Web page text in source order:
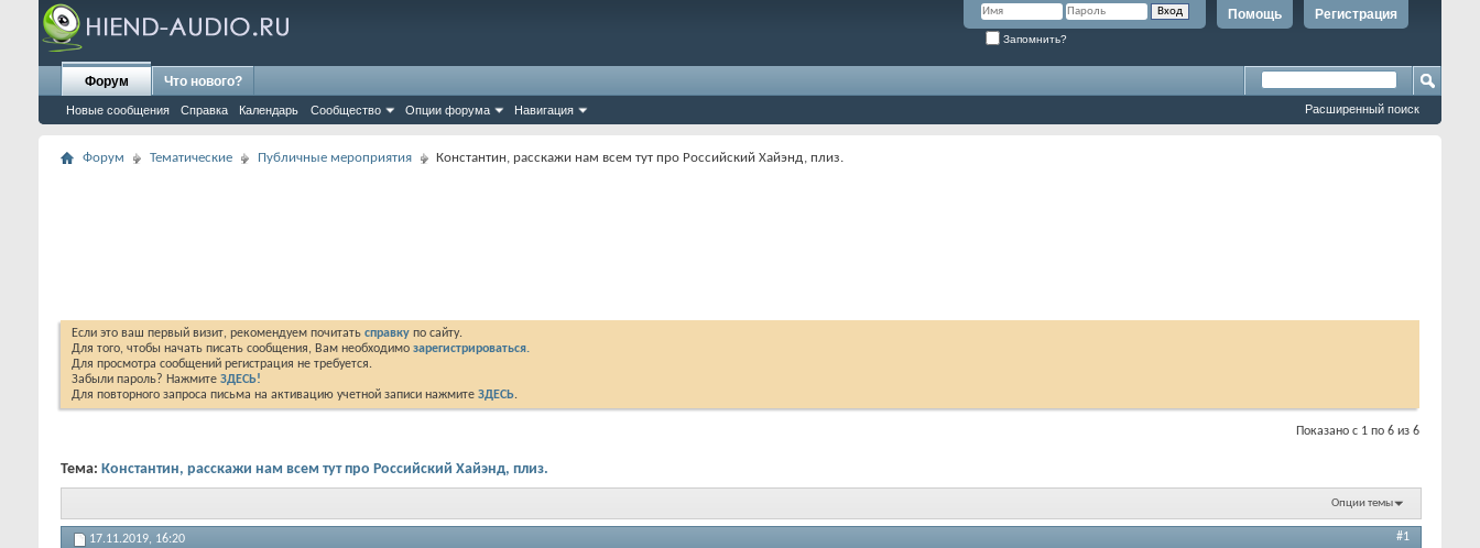
Регистрация
Помощь
Запомнить?
Форум
Новые сообщения Справка Календарь Сообщество Опции форума Навигация
Что нового?
Расширенный поиск
Форум Тематические Публичные мероприятия Константин, расскажи нам всем тут про Российский Хайэнд, плиз.
Если это ваш первый визит, рекомендуем почитать справку по сайту.
Для того, чтобы начать писать сообщения, Вам необходимо зарегистрироваться.
Для просмотра сообщений регистрация не требуется.
Забыли пароль? Нажмите ЗДЕСЬ!
Для повторного запроса письма на активацию учетной записи нажмите ЗДЕСЬ.
Показано с 1 по 6 из 6
Тема: Константин, расскажи нам всем тут про Российский Хайэнд, плиз.
Опции темы
17.11.2019, 16:20 #1